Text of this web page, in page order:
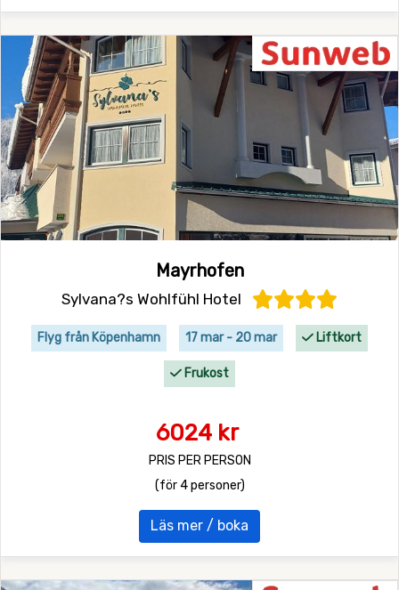
Mayrhofen
Sylvana?s Wohlfühl Hotel
Flyg från Köpenhamn 17 mar - 20 mar Liftkort
Frukost
6024 kr
PRIS PER PERSON
(för 4 personer)
Läs mer / boka